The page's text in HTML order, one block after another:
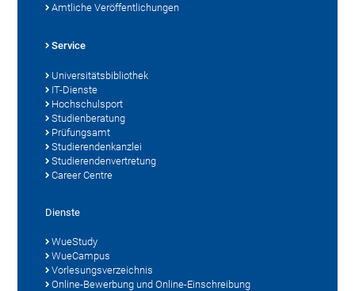
Amtliche Veröffentlichungen
Service
Universitätsbibliothek
IT-Dienste
Hochschulsport
Studienberatung
Prüfungsamt
Studierendenkanzlei
Studierendenvertretung
Career Centre
Dienste
WueStudy
WueCampus
Vorlesungsverzeichnis
Online-Bewerbung und Online-Einschreibung